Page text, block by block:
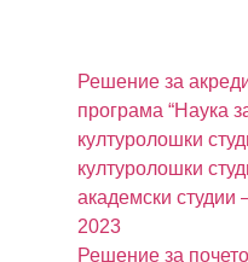
Решение за
програма “Наука
културолошки
културолошки
академски студии
2023
Решение за